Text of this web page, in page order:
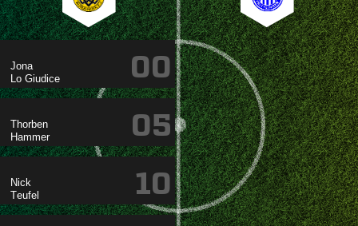

 
00


05


10